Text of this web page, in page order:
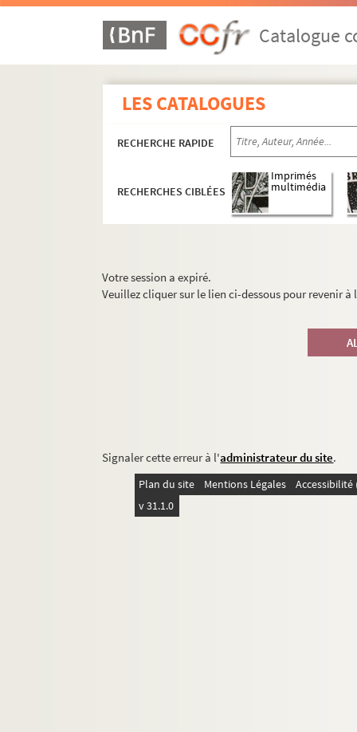
Catalogue
LES CATALOGUES
RECHERCHE RAPIDE
RECHERCHES CIBLÉES
Imprimés
multimédia
Votre session a expiré.
Veuillez cliquer sur le lien ci-dessous pour revenir
Signaler cette erreur à l'administrateur du site.
Plan du site Mentions Légales
v 31.1.0